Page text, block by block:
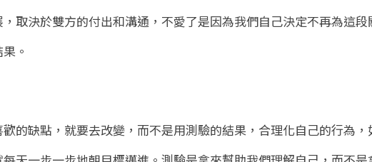
取決於雙方的付出和溝通，不愛了是因為我們自己決定不再為這段
。
的缺點，就要去改變，而不是用測驗的結果，合理化自己的行為，